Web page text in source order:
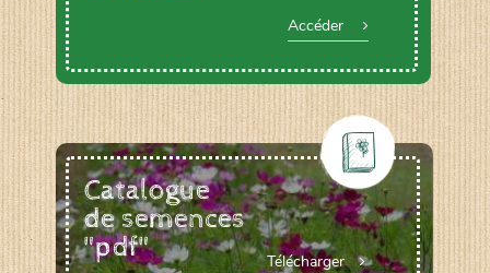
Accéder
Catalogue
de semences
"pdf"
Télécharger